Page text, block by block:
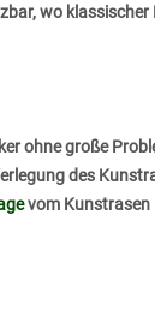
wo
ohne große
des
vom Kunstrasen